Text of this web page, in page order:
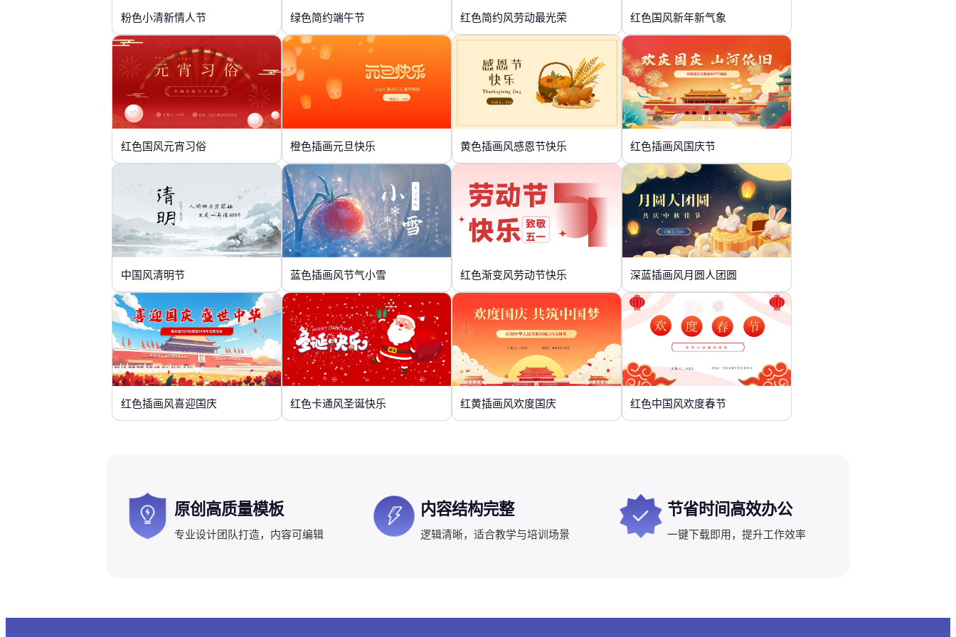
粉色小清新情人节 绿色简约端午节 红色简约风劳动最光荣 红色国风新年新气象
红色国风元宵习俗 橙色插画元旦快乐 黄色插画风感恩节快乐 红色插画风国庆节
中国风清明节 蓝色插画风节气小雪 红色渐变风劳动节快乐 深蓝插画风月圆人团圆
红色插画风喜迎国庆 红色卡通风圣诞快乐 红黄插画风欢度国庆 红色中国风欢度春节
原创高质量模板
专业设计团队打造，内容可编辑
内容结构完整
逻辑清晰，适合教学与培训场景
节省时间高效办公
一键下载即用，提升工作效率